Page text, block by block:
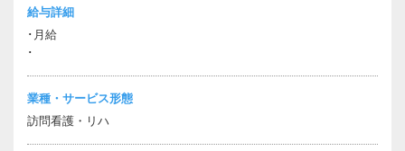
給与詳細
･月給
･
業種・サービス形態
訪問看護・リハ